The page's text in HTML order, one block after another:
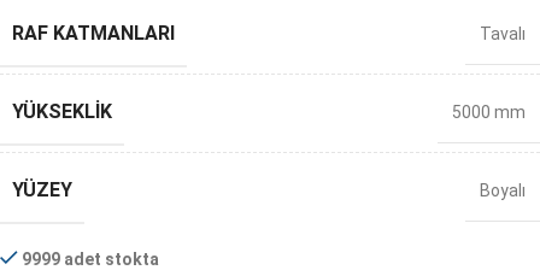
RAF KATMANLARI Tavalı
YÜKSEKLIK 5000 mm
YÜZEY Boyalı
9999 adet stokta